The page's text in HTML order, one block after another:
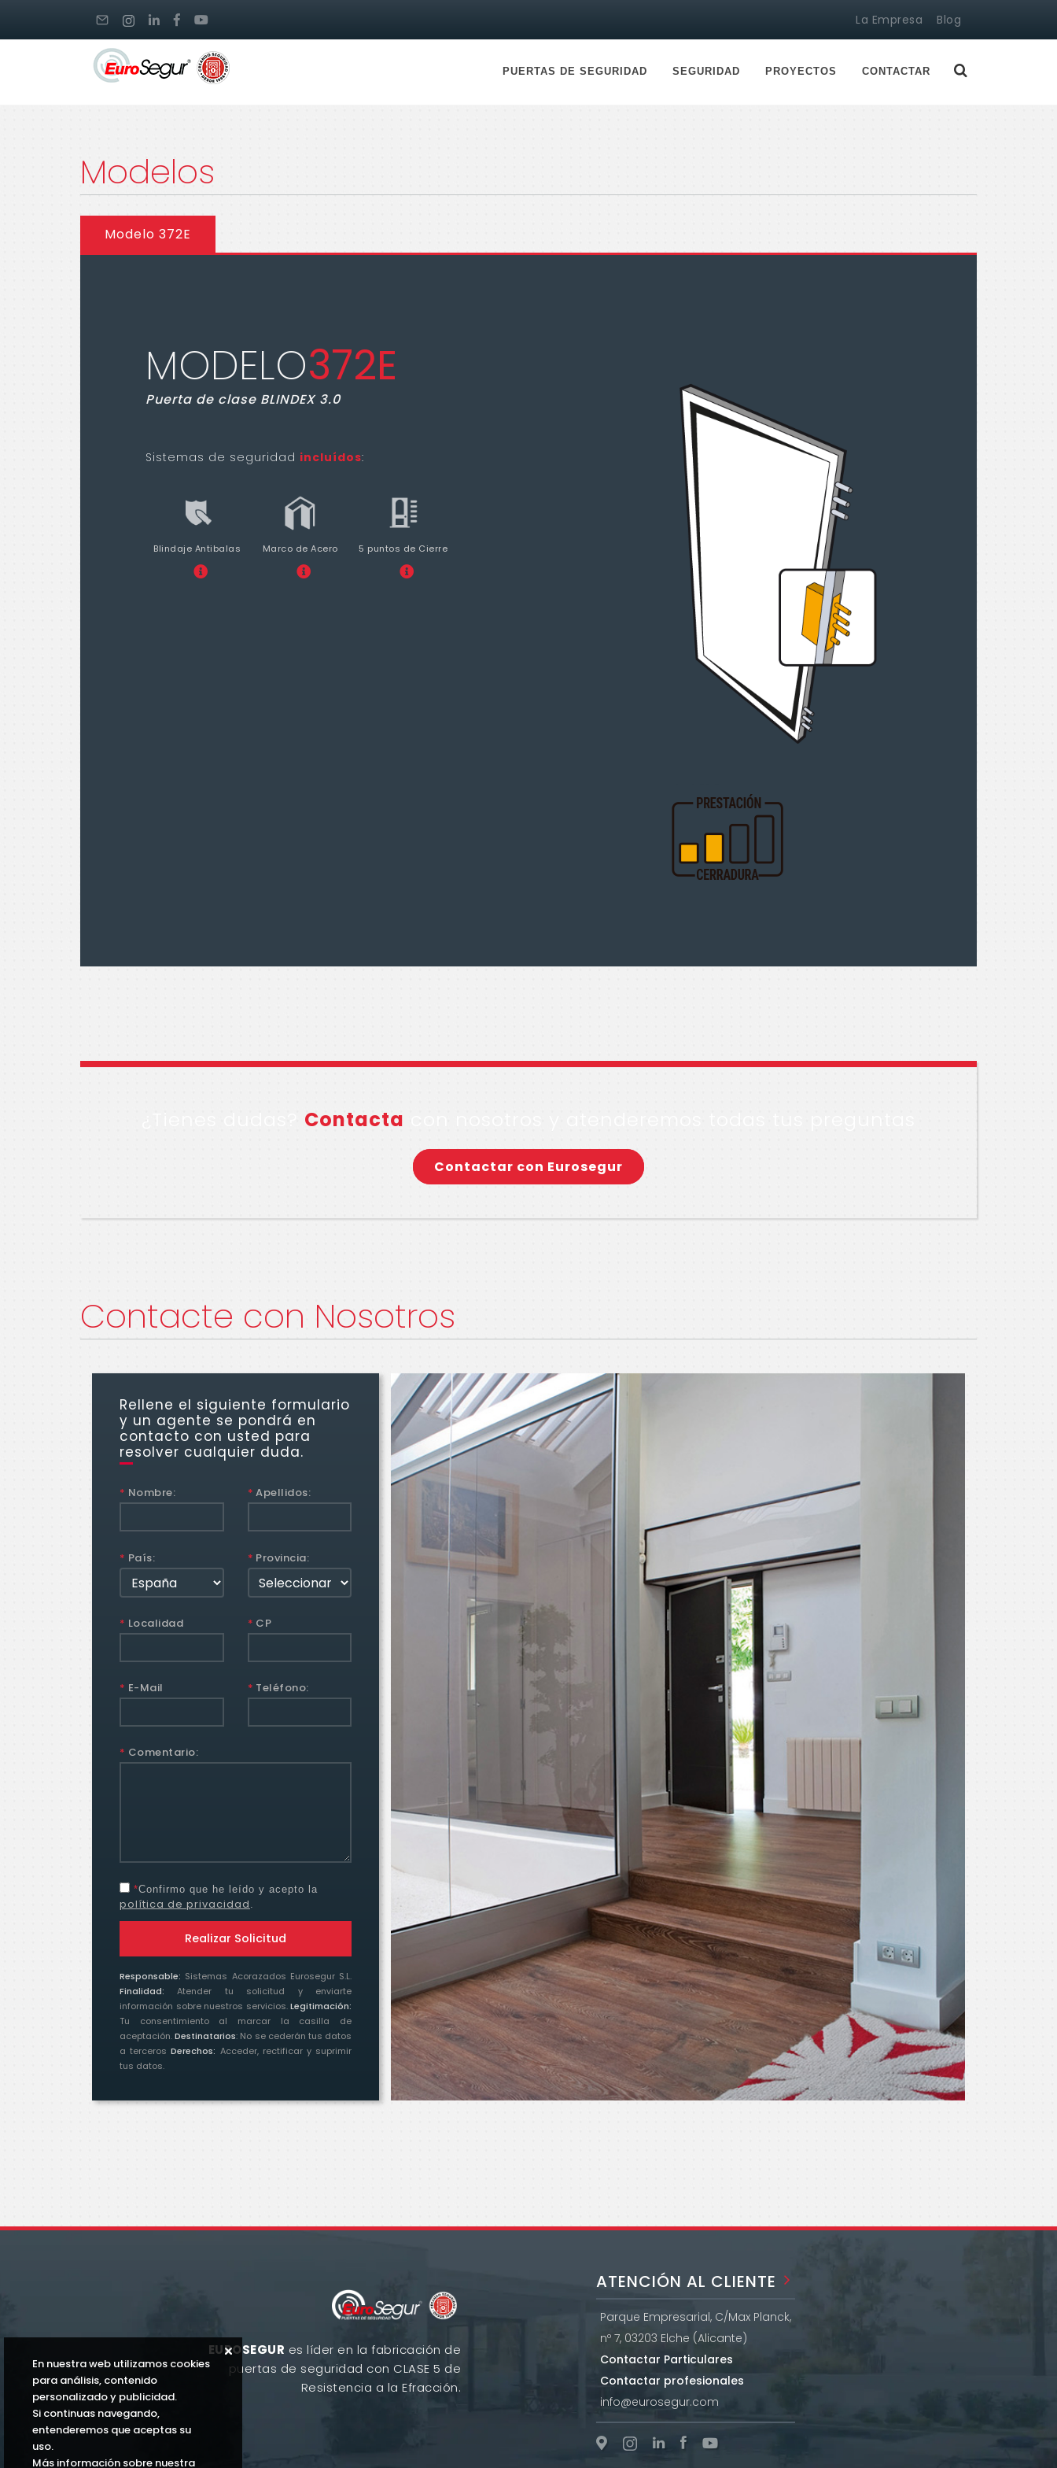
En nuestra web utilizamos cookies
para análisis, contenido
personalizado y publicidad.
Si continuas navegando,
entenderemos que aceptas su
uso.
Más información sobre nuestra
La Empresa Blog
PUERTAS DE SEGURIDAD SEGURIDAD PROYECTOS CONTACTAR
Modelos
Modelo 372E
MODELO372E
Puerta de clase BLINDEX 3.0
Sistemas de seguridad incluídos:
Blindaje Antibalas Marco de Acero 5 puntos de Cierre
Contacta
Contactar con Eurosegur
Contacte con Nosotros
Rellene el siguiente formulario
y un agente se pondrá en
contacto con usted para
resolver cualquier duda.
* Nombre: * Apellidos:
* País: * Provincia:
* Localidad * CP
* E-Mail * Teléfono:
* Comentario:
*Confirmo que he leído y acepto la
política de privacidad
Realizar Solicitud
Responsable: Sistemas Acorazados Eurosegur S.L.
Finalidad: Atender tu solicitud y enviarte
información sobre nuestros servicios.Legitimación:
Tu consentimiento al marcar la casilla de
aceptación.Destinatarios: No se cederán tus datos
a tercerosDerechos: Acceder, rectificar y suprimir
tus datos.
EUROSEGUR es líder en la fabricación de
puertas de seguridad con CLASE 5 de
Resistencia a la Efracción.
ATENCIÓN AL CLIENTE
Parque Empresarial, C/Max Planck,
nº 7, 03203 Elche (Alicante)
Contactar Particulares
Contactar profesionales
info@eurosegur.com